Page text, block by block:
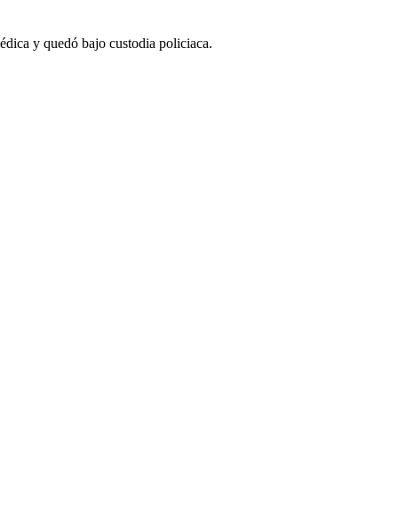
y quedó bajo custodia policiaca.